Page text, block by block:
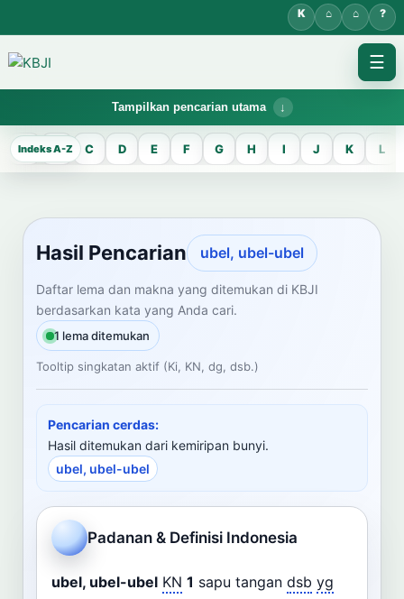
☰
Tampilkan pencarian utama
KBJI WORKSPACE
Hasil Pencarian
Temukan lema Jawa dan maknanya dalam bahasa Indonesia saat
mengelola data Kamus Bahasa Jawa-Indonesia.
CARI LEMA JAWA
Masukkan kata Jawa
Dashboard Pencarian
A B C D E F G H I J K L
Hasil Pencarian ubel, ubel-ubel
Daftar lema dan makna yang ditemukan di KBJI
berdasarkan kata yang Anda cari.
1 lema ditemukan
Tooltip singkatan aktif (Ki, KN, dg, dsb.)
Pencarian cerdas:
Hasil ditemukan dari kemiripan bunyi.
ubel, ubel-ubel
Padanan & Definisi Indonesia
ubel, ubel-ubel KN 1 sapu tangan dsb yg